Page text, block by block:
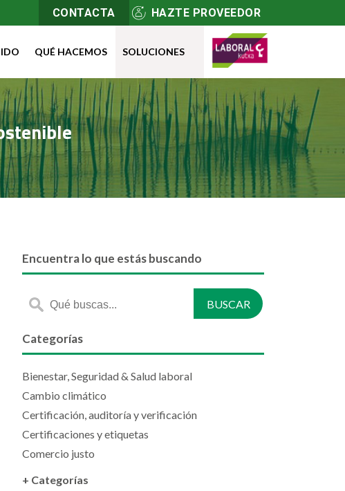
CONTACTA HAZTE PROVEEDOR
QUÉ HACEMOS SOLUCIONES
Encuentra lo que estás buscando
Categorías
Bienestar, Seguridad & Salud laboral
Cambio climático
Certificación, auditoría y verificación
Certificaciones y etiquetas
Comercio justo
+ Categorías